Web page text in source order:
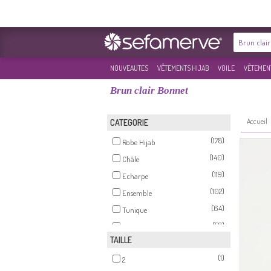
NOUVEAUTES VÊTEMENTS HIJAB VOILE
Brun clair Bonnet
CATEGORIE
Robe Hijab
(178)
Châle
(140)
Echarpe
(119)
Ensemble
(102)
Tunique
(64)
(58)
Maillot de Bain Hijab
Habillé Hijab
(36)
TAILLE
2
(1)
Accueil